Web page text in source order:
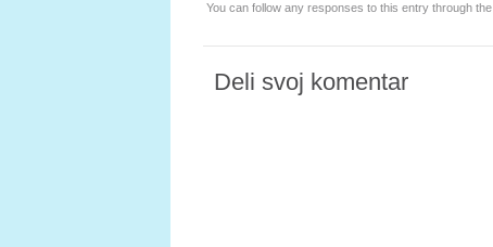
You can follow any responses to this entry through the
Deli svoj komentar